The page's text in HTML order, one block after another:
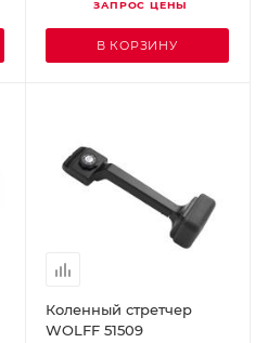
ЗАПРОС ЦЕНЫ
В КОРЗИНУ
Коленный стретчер
WOLFF 51509